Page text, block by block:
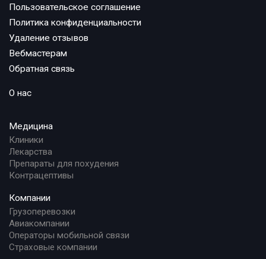
Пользовательское соглашение
Политика конфиденциальности
Удаление отзывов
Вебмастерам
Обратная связь
О нас
Медицина
Клиники
Лекарства
Препараты для похудения
Контрацептивы
Компании
Грузоперевозки
Авиакомпании
Операторы мобильной связи
Страховые компании